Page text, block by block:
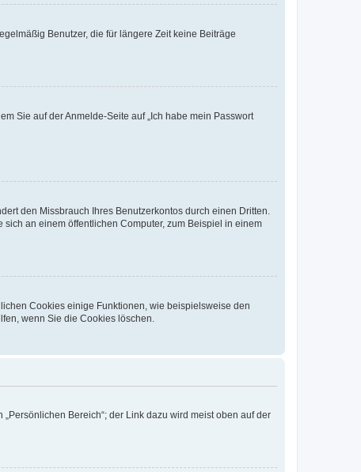
Benutzer, die für längere Zeit keine Beiträge
Sie auf der Anmelde-Seite auf „Ich habe mein Passwort
den Missbrauch Ihres Benutzerkontos durch einen Dritten.
an einem öffentlichen Computer, zum Beispiel in einem
Cookies einige Funktionen, wie beispielsweise den
wenn Sie die Cookies löschen.
Bereich“; der Link dazu wird meist oben auf der